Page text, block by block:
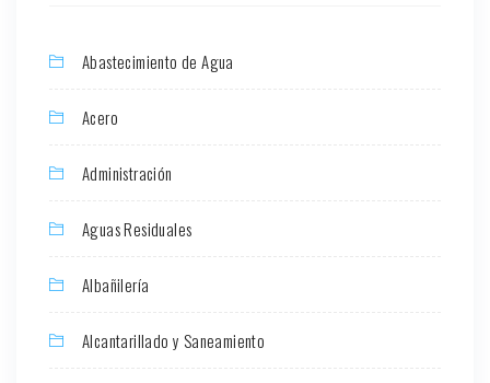
Abastecimiento de Agua
Acero
Administración
Aguas Residuales
Albañilería
Alcantarillado y Saneamiento